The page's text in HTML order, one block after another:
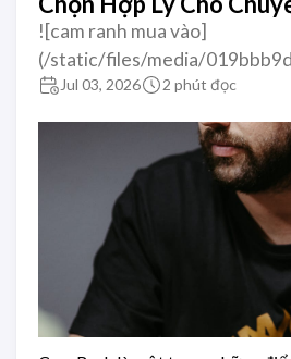
![cam ranh mua vào]
(/static/files/media/
Jul 03, 2026 2 phút đọc